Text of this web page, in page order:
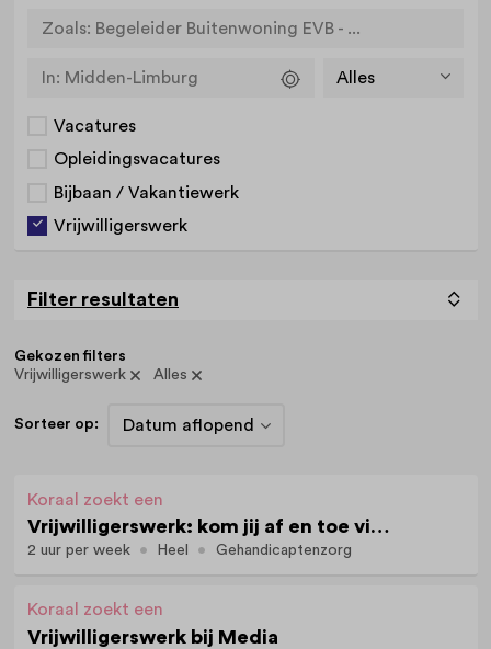
Zoals: Begeleider Buitenwoning EVB - ...
In: Midden-Limburg
Vacatures
Opleidingsvacatures
Bijbaan / Vakantiewerk
Vrijwilligerswerk
Filter resultaten
Gekozen filters
Vrijwilligerswerk
Alles
Sorteer op:
Koraal zoekt een
Vrijwilligerswerk: kom jij af en toe vissen met Sjors?
2 uur per week Heel Gehandicaptenzorg
Koraal zoekt een
Vrijwilligerswerk bij Media